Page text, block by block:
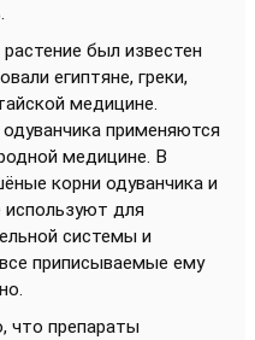
был известен
египтяне, греки,
медицине.
применяются
медицине. В
корни одуванчика и
используют для
системы и
приписываемые ему
что препараты